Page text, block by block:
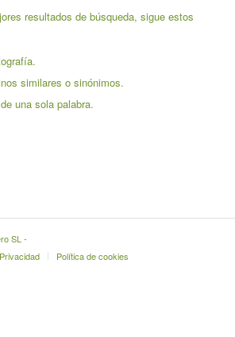
resultados de búsqueda, sigue estos
similares o sinónimos.
una sola palabra.
SL -
Política de cookies